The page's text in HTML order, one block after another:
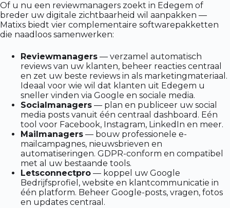
Of u nu een reviewmanagers zoekt in Edegem of
breder uw digitale zichtbaarheid wil aanpakken —
Matixs biedt vier complementaire softwarepakketten
die naadloos samenwerken:
Reviewmanagers — verzamel automatisch
reviews van uw klanten, beheer reacties centraal
en zet uw beste reviews in als marketingmateriaal.
Ideaal voor wie wil dat klanten uit Edegem u
sneller vinden via Google en sociale media.
Socialmanagers — plan en publiceer uw social
media posts vanuit één centraal dashboard. Eén
tool voor Facebook, Instagram, LinkedIn en meer.
Mailmanagers — bouw professionele e-
mailcampagnes, nieuwsbrieven en
automatiseringen. GDPR-conform en compatibel
met al uw bestaande tools.
Letsconnectpro — koppel uw Google
Bedrijfsprofiel, website en klantcommunicatie in
één platform. Beheer Google-posts, vragen, fotos
en updates centraal.